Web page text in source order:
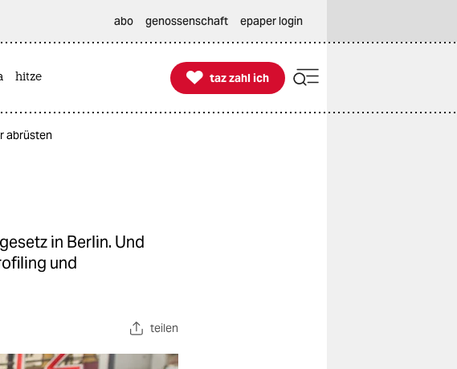
abo genossenschaft epaper login
hitze 
taz zahl ich
taz zahl ich
abrüsten
in Berlin. Und
und
teilen